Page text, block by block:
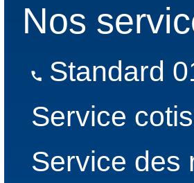
Nos
Standard
Service
Service des